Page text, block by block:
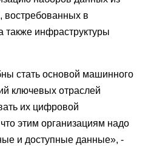
востребованных в
также инфраструктуры
стать основой машинного
ключевых отраслей
их цифровой
этим организациям надо
и доступные данные», -